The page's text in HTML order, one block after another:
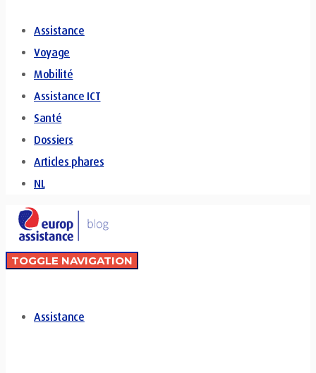
Assistance
Voyage
Mobilité
Assistance ICT
Santé
Dossiers
Articles phares
NL
TOGGLE NAVIGATION
Assistance